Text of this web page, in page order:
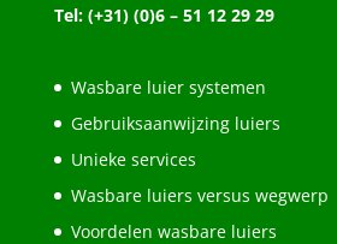
Tel: (+31) (0)6 – 51 12 29 29
Wasbare luier systemen
Gebruiksaanwijzing luiers
Unieke services
Wasbare luiers versus wegwerp
Voordelen wasbare luiers